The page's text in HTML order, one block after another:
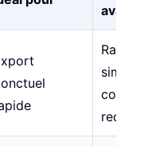
Rapide
simple,
requise